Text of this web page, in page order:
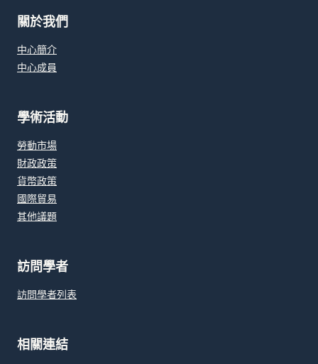
關於我們
中心簡介
中心成員
學術活動
勞動市場
財政政策
貨幣政策
國際貿易
其他議題
訪問學者
訪問學者列表
相關連結